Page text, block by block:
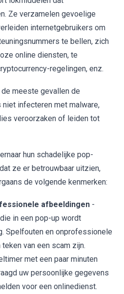
Ze verzamelen gevoelige
internetgebruikers om
te bellen, zich
online diensten, te
regelingen, enz.
meeste gevallen de
niet infecteren met malware,
veroorzaken of leiden tot
hun schadelijke pop-
ze er betrouwbaar uitzien,
de volgende kenmerken:
afbeeldingen -
in een pop-up wordt
Spelfouten en onprofessionele
van een scam zijn.
met een paar minuten
uw persoonlijke gegevens
voor een onlinedienst.